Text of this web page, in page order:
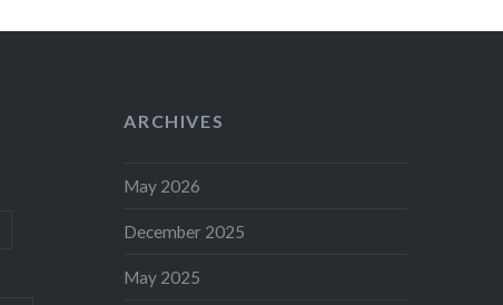
ARCHIVES
May 2026
December 2025
May 2025